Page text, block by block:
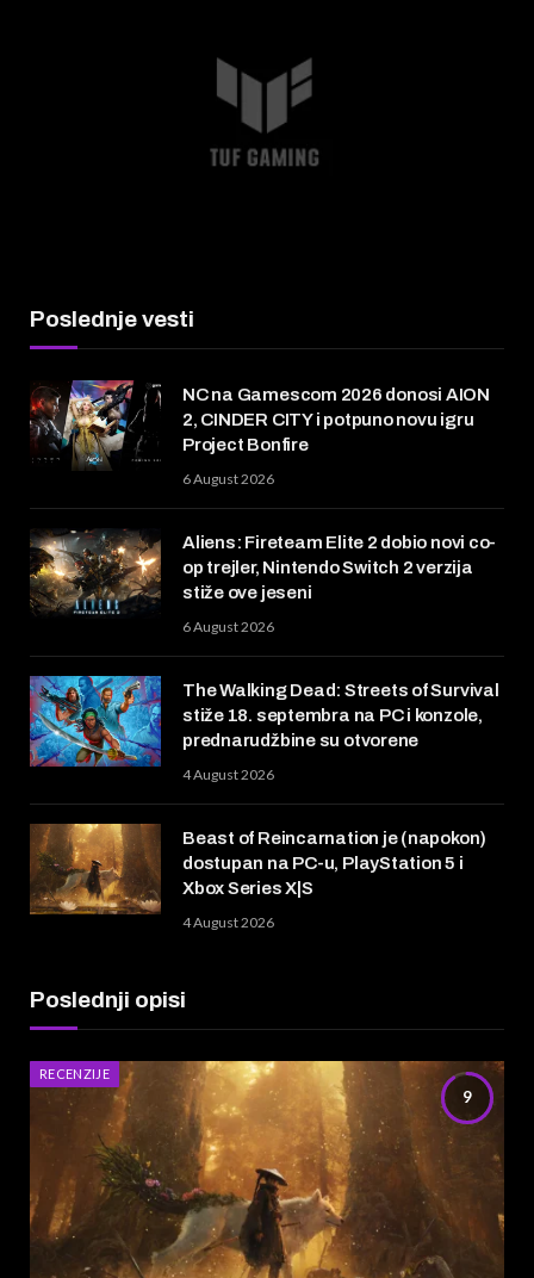
Poslednje vesti
NC na Gamescom 2026 donosi AION
2, CINDER CITY i potpuno novu igru
Project Bonfire
6 August 2026
Aliens: Fireteam Elite 2 dobio novi co-
op trejler, Nintendo Switch 2 verzija
stiže ove jeseni
6 August 2026
The Walking Dead: Streets of Survival
stiže 18. septembra na PC i konzole,
prednarudžbine su otvorene
4 August 2026
Beast of Reincarnation je (napokon)
dostupan na PC-u, PlayStation 5 i
Xbox Series X|S
4 August 2026
Poslednji opisi
9
RECENZIJE